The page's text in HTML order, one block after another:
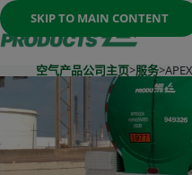
SKIP TO MAIN CONTENT
Once the menu is open
空气产品公司主页>服务>